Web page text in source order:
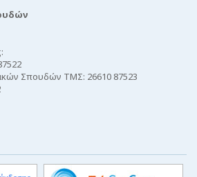
Σπουδών ΤΜΣ: 26610 87523